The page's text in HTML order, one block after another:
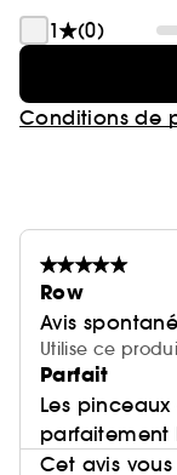
1
(0)
Conditions de
Row
Avis
Utilise ce
Parfait
Les
parfaitement
Cet avis